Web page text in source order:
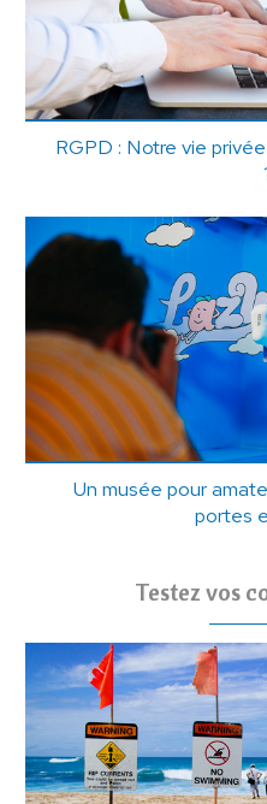
RGPD : Notre vie
Un musée pour
portes
Testez vos